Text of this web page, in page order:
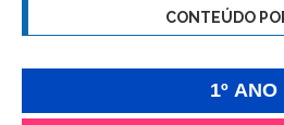
CONTEÚDO
1º ANO